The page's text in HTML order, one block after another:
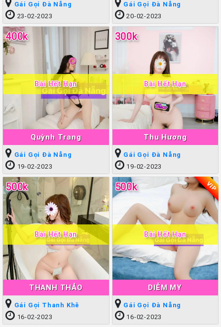
Gái Gọi Đà Nẵng
23-02-2023
Gái Gọi Đà Nẵng
20-02-2023
Quỳnh Trang
400k
Bài Hết Hạn
Gái Gọi Đà Nẵng
19-02-2023
Thu Hương
300k
Bài Hết Hạn
Gái Gọi Đà Nẵng
19-02-2023
THANH THẢO
500k
Bài Hết Hạn
Gái Gọi Thanh Khê
16-02-2023
DIỄM MY
500k VIP
Bài Hết Hạn
Gái Gọi Đà Nẵng
16-02-2023